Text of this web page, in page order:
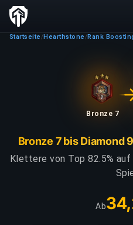
Startseite /Hearthstone /Rank
Bronze 7
Bronze 7 bis Diamond
Klettere von Top 82.5%
Ab